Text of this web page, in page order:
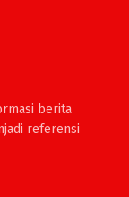
berita
referensi